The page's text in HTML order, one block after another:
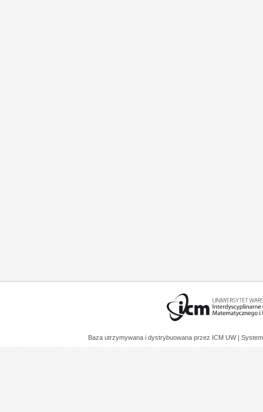
Baza utrzymywana i dystrybuowana przez ICM UW |